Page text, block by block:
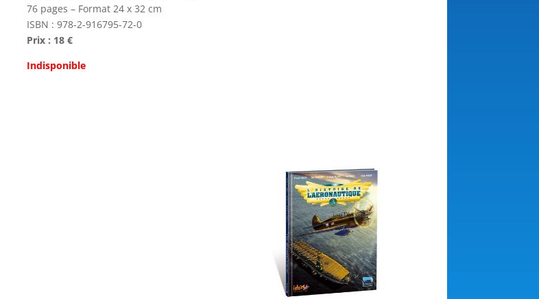
76 pages – Format 24 x 32 cm
ISBN : 978-2-916795-72-0
Prix : 18 €
Indisponible